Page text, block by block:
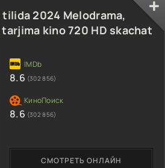
tilida 2024 Melodrama,
kino 720 HD skachat
СМОТРЕТЬ ОНЛАЙН
8.6 (302 856)
8.6 (302 856)